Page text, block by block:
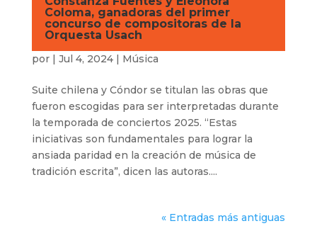
Coloma, ganadoras del primer
concurso de compositoras de la
Orquesta Usach
por | Jul 4, 2024| Música
Suite chilena y Cóndor se titulan las obras que
fueron escogidas para ser interpretadas durante
la temporada de conciertos 2025. “Estas
iniciativas son fundamentales para lograr la
ansiada paridad en la creación de música de
tradición escrita”, dicen las autoras....
« Entradas más antiguas